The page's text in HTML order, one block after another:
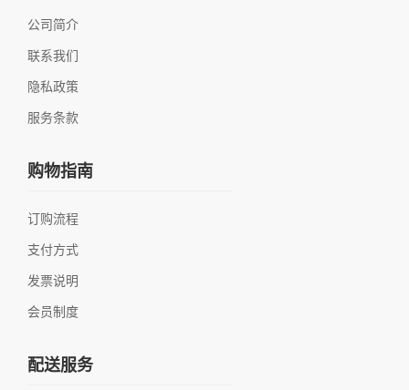
公司简介
联系我们
隐私政策
服务条款
购物指南
订购流程
支付方式
发票说明
会员制度
配送服务